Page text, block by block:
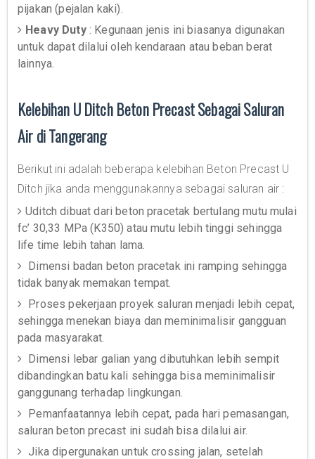
pijakan (pejalan kaki).
Heavy Duty: Kegunaan jenis ini biasanya digunakan
untuk dapat dilalui oleh kendaraan atau beban berat
lainnya.
Kelebihan U Ditch Beton Precast Sebagai Saluran
Air di Tangerang
Berikut ini adalah beberapa kelebihan Beton Precast U
Ditch jika anda menggunakannya sebagai saluran air :
Uditch dibuat dari beton pracetak bertulang mutu mulai
fc’ 30,33 MPa (K350) atau mutu lebih tinggi sehingga
life time lebih tahan lama.
Dimensi badan beton pracetak ini ramping sehingga
tidak banyak memakan tempat.
Proses pekerjaan proyek saluran menjadi lebih cepat,
sehingga menekan biaya dan meminimalisir gangguan
pada masyarakat.
Dimensi lebar galian yang dibutuhkan lebih sempit
dibandingkan batu kali sehingga bisa meminimalisir
ganggunang terhadap lingkungan.
Pemanfaatannya lebih cepat, pada hari pemasangan,
saluran beton precast ini sudah bisa dilalui air.
Jika dipergunakan untuk crossing jalan, setelah